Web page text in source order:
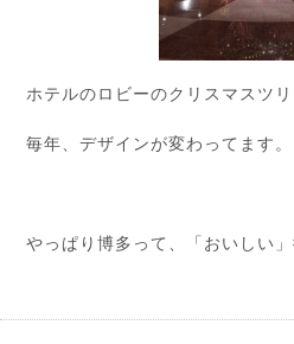
ホテルのロビーのクリスマスツリ
毎年、デザインが変わってます。
やっぱり博多って、「おいしい」